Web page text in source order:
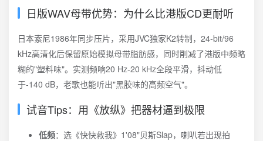
日版WAV母带优势：为什么比港版CD更耐听
日本索尼1986年同步压片，采用JVC独家K2转制，24-bit/96
kHz高清化后保留原始模拟母带脂肪感，同时削减了港版中频略
糊的"塑料味"。实测频响20 Hz-20 kHz全段平滑，抖动低
于-140 dB，老歌也能听出"黑胶味的高频空气"。
试音Tips：用《放纵》把器材逼到极限
低频：选《快快救我》1'08"贝斯Slap，喇叭若出现拍